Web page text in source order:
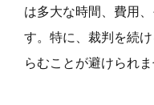
は多大な時間、費用
す。特に、裁判を続
らむことが避けられま